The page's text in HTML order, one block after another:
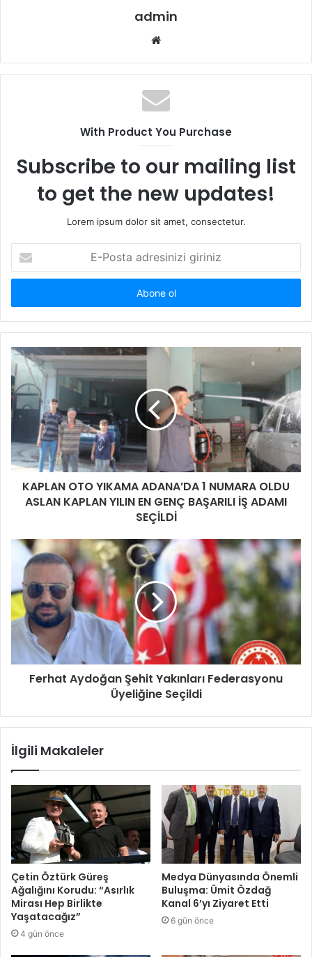
admin
b
s
i
e
i
With Product You Purchase
Subscribe to our mailing list
to get the new updates!
Lorem ipsum dolor sit amet, consectetur.
P
s
t
a
d
e
s
n
z
i
z
KAPLAN OTO YIKAMA ADANA’DA 1 NUMARA OLDU
ASLAN KAPLAN YILIN EN GENÇ BAŞARILI İŞ ADAMI
SEÇİLDİ
Ferhat Aydoğan Şehit Yakınları Federasyonu
Üyeliğine Seçildi
İlgili Makaleler
Çetin Öztürk Güreş
Ağalığını Korudu: “Asırlık
Mirası Hep Birlikte
Yaşatacağız”
4 gün önce
Medya Dünyasında Önemli
Buluşma: Ümit Özdağ
Kanal 6’yı Ziyaret Etti
6 gün önce